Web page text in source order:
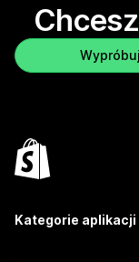
Kategorie aplikacji